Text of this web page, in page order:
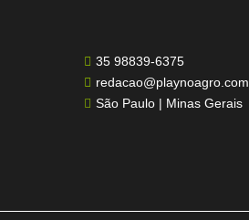
 35 98839-6375

 São Paulo | Minas Gerais